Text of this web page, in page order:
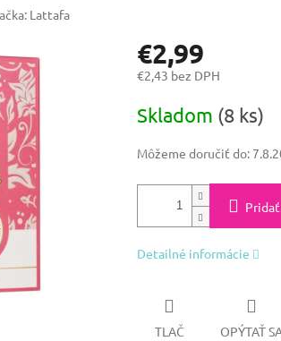
Lattafa
€2,99
€2,43 bez DPH
cena:
Skladom (8 ks)
Môžeme doručiť do:
Detailné informácie
TLAČ OPÝTAŤ